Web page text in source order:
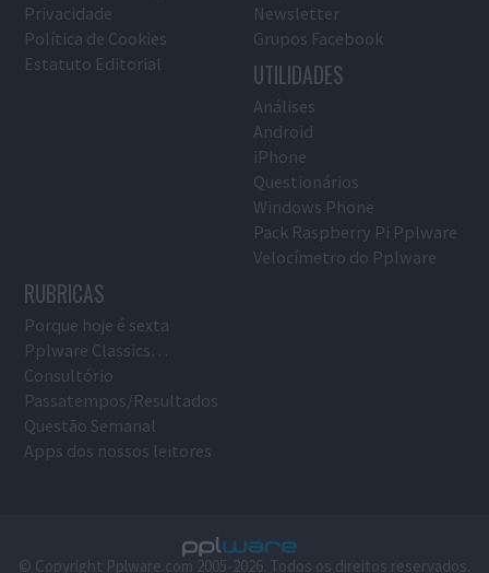
Privacidade
Política de Cookies
Estatuto Editorial
Newsletter
Grupos Facebook
UTILIDADES
Análises
Android
iPhone
Questionários
Windows Phone
Pack Raspberry Pi Pplware
Velocímetro do Pplware
RUBRICAS
Porque hoje é sexta
Pplware Classics…
Consultório
Passatempos/Resultados
Questão Semanal
Apps dos nossos leitores
© Copyright Pplware.com 2005-2026. Todos os direitos reservados.